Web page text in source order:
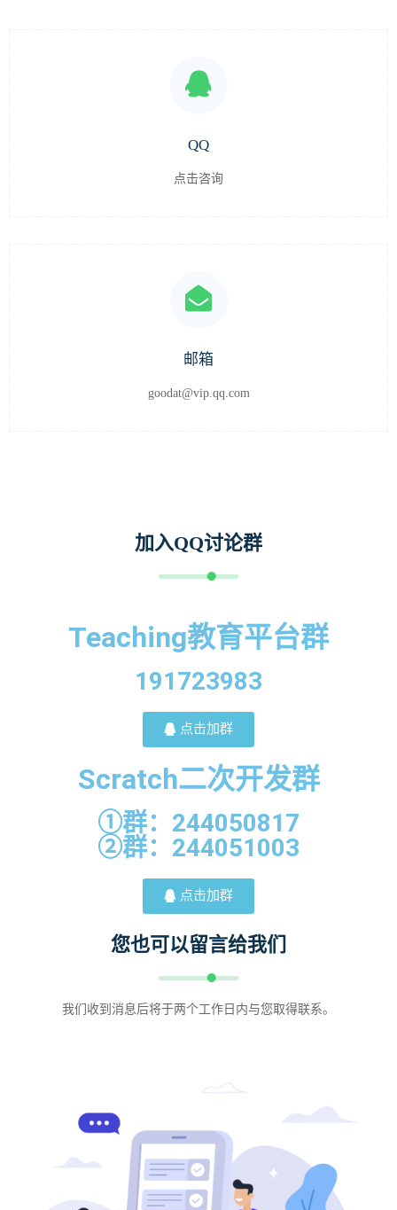
QQ
点击咨询
邮箱
goodat@vip.qq.com
加入QQ讨论群
Teaching教育平台群
191723983
点击加群
Scratch二次开发群
①群：244050817
②群：244051003
点击加群
您也可以留言给我们
我们收到消息后将于两个工作日内与您取得联系。